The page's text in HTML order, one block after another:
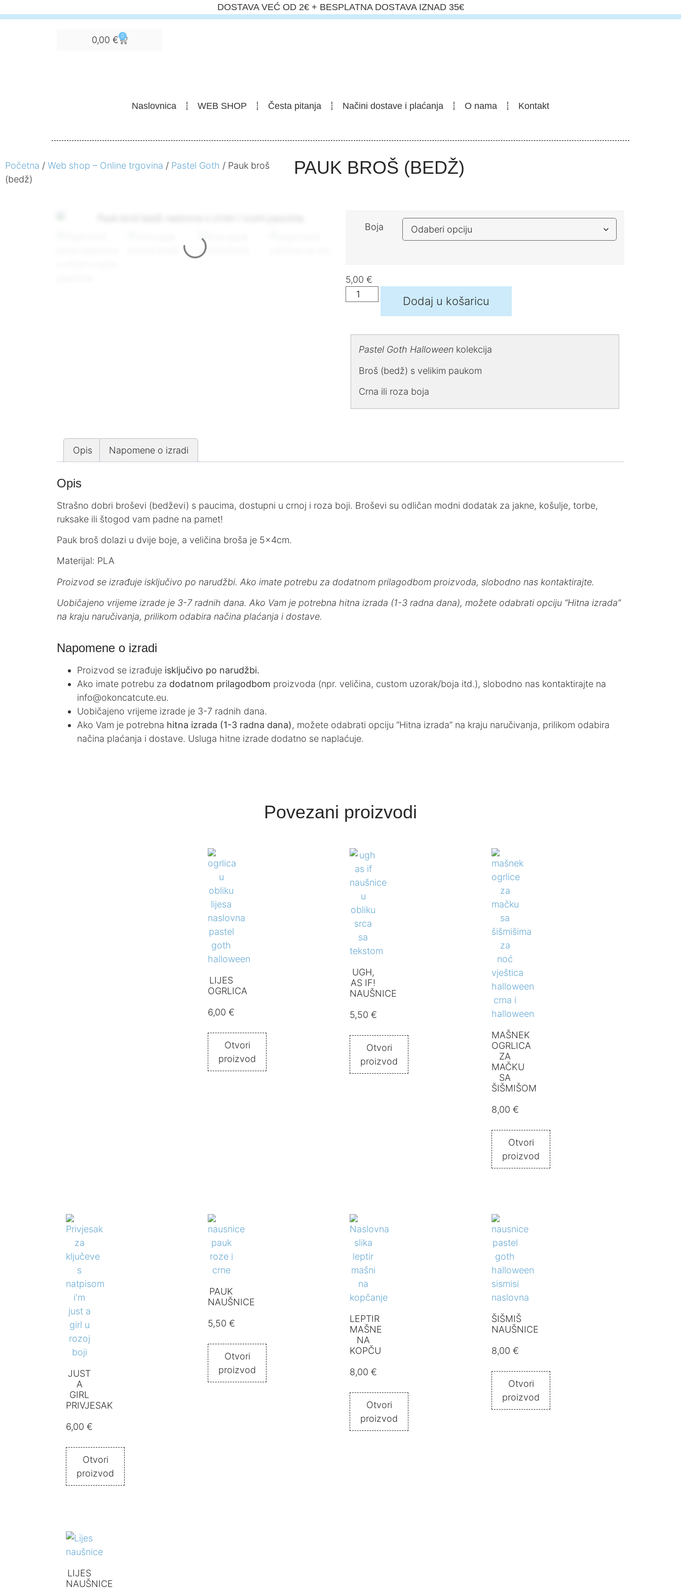
DOSTAVA VEĆ OD 2€ + BESPLATNA DOSTAVA IZNAD 35€
0,00 € 0
Naslovnica WEB SHOP Česta pitanja Načini dostave i plaćanja O nama Kontakt
Početna / Web shop – Online trgovina / Pastel Goth / Pauk broš
(bedž)
PAUK BROŠ (BEDŽ)
Boja
5,00 €
Dodaj u košaricu
Pastel Goth Halloween kolekcija
Broš (bedž) s velikim paukom
Crna ili roza boja
Opis Napomene o izradi
Opis
Strašno dobri broševi (bedževi) s paucima, dostupni u crnoj i roza boji. Broševi su odličan modni dodatak za jakne, košulje, torbe,
ruksake ili štogod vam padne na pamet!
Pauk broš dolazi u dvije boje, a veličina broša je 5x4cm.
Materijal: PLA
Proizvod se izrađuje isključivo po narudžbi. Ako imate potrebu za dodatnom prilagodbom proizvoda, slobodno nas kontaktirajte.
Uobičajeno vrijeme izrade je 3-7 radnih dana. Ako Vam je potrebna hitna izrada (1-3 radna dana), možete odabrati opciju “Hitna izrada”
na kraju naručivanja, prilikom odabira načina plaćanja i dostave.
Napomene o izradi
Proizvod se izrađuje isključivo po narudžbi.
Ako imate potrebu za dodatnom prilagodbom proizvoda (npr. veličina, custom uzorak/boja itd.), slobodno nas kontaktirajte na
info@okoncatcute.eu.
Uobičajeno vrijeme izrade je 3-7 radnih dana.
Ako Vam je potrebna hitna izrada (1-3 radna dana), možete odabrati opciju “Hitna izrada” na kraju naručivanja, prilikom odabira
načina plaćanja i dostave. Usluga hitne izrade dodatno se naplaćuje.
Povezani proizvodi
LIJES
OGRLICA
6,00€
Otvori
proizvod
UGH,
AS IF!
NAUŠNICE
5,50 €
Otvori
proizvod
MAŠNEK
OGRLICA
ZA
MAČKU
SA
ŠIŠMIŠOM
8,00 €
Otvori
proizvod
JUST
A
GIRL
PRIVJESAK
6,00€
Otvori
proizvod
PAUK
NAUŠNICE
5,50 €
Otvori
proizvod
LEPTIR
MAŠNE
NA
KOPČU
8,00 €
Otvori
proizvod
ŠIŠMIŠ
NAUŠNICE
8,00 €
Otvori
proizvod
LIJES
NAUŠNICE